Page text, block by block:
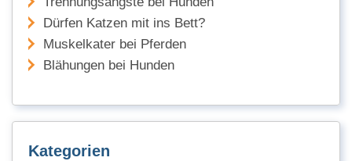
Dürfen Katzen mit ins Bett?
Muskelkater bei Pferden
Blähungen bei Hunden
Kategorien